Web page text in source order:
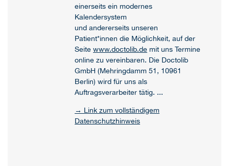
einerseits ein modernes
Kalendersystem
und andererseits unseren
Patient*innen die Möglichkeit, auf der
Seitewww.doctolib.de mit uns Termine
online zu vereinbaren. Die Doctolib
GmbH (Mehringdamm 51, 10961
Berlin) wird für uns als
Auftragsverarbeiter tätig. ...
→ Link zum vollständigem
Datenschutzhinweis